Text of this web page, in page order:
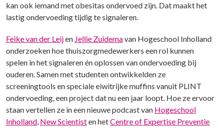
kan ook iemand met obesitas ondervoed zijn. Dat maakt het
lastig ondervoeding tijdig te signaleren.
Feike van der Leijen Jellie Zuidemavan Hogeschool Inholland
onderzoeken hoe thuiszorgmedewerkers een rol kunnen
spelen in het signaleren én oplossen van ondervoeding bij
ouderen. Samen met studenten ontwikkelden ze
screeningtools en speciale eiwitrijke muffins vanuit PLINT
ondervoeding, een project dat nu een jaar loopt. Hoe ze ervoor
staan vertellen ze in een nieuwe podcast van Hogeschool
Inholland, New Scientisten hetCentre of Expertise Preventie